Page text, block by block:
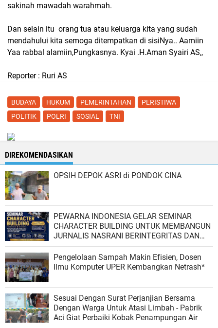
sakinah mawadah warahmah.
Dan selain itu orang tua atau keluarga kita yang sudah
mendahului kita semoga ditempatkan di sisiNya.. Aamiin
Yaa rabbal alamiin,Pungkasnya. Kyai .H.Aman Syairi AS,,
Reporter : Ruri AS
BUDAYA HUKUM PEMERINTAHAN
PERISTIWA
POLITIK
POLRI SOSIAL TNI
DIREKOMENDASIKAN
OPSIH DEPOK ASRI di PONDOK CINA
PEWARNA INDONESIA GELAR SEMINAR
CHARACTER BUILDING UNTUK MEMBANGUN
JURNALIS NASRANI BERINTEGRITAS DAN
BERDAMPAK*
Pengelolaan Sampah Makin Efisien, Dosen
Ilmu Komputer UPER Kembangkan Netrash*
Sesuai Dengan Surat Perjanjian Bersama
Dengan Warga Untuk Atasi Limbah - Pabrik
Aci Giat Perbaiki Kobak Penampungan Air